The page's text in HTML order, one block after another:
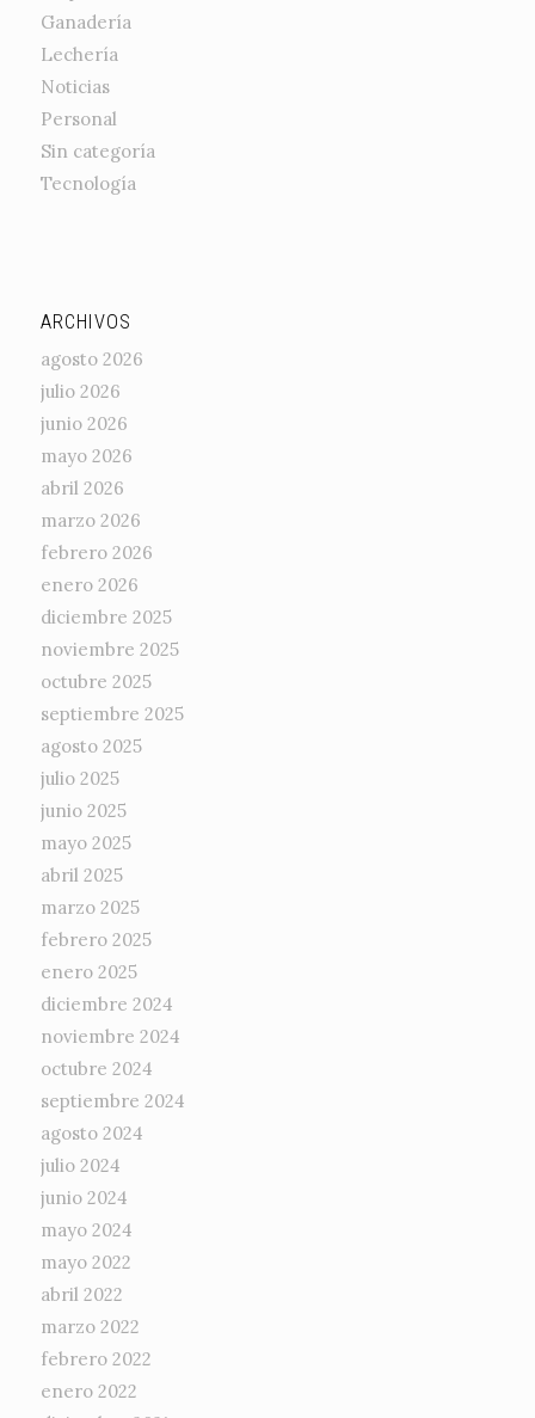
Ganadería
Lechería
Noticias
Personal
Sin categoría
Tecnología
ARCHIVOS
agosto 2026
julio 2026
junio 2026
mayo 2026
abril 2026
marzo 2026
febrero 2026
enero 2026
diciembre 2025
noviembre 2025
octubre 2025
septiembre 2025
agosto 2025
julio 2025
junio 2025
mayo 2025
abril 2025
marzo 2025
febrero 2025
enero 2025
diciembre 2024
noviembre 2024
octubre 2024
septiembre 2024
agosto 2024
julio 2024
junio 2024
mayo 2024
mayo 2022
abril 2022
marzo 2022
febrero 2022
enero 2022